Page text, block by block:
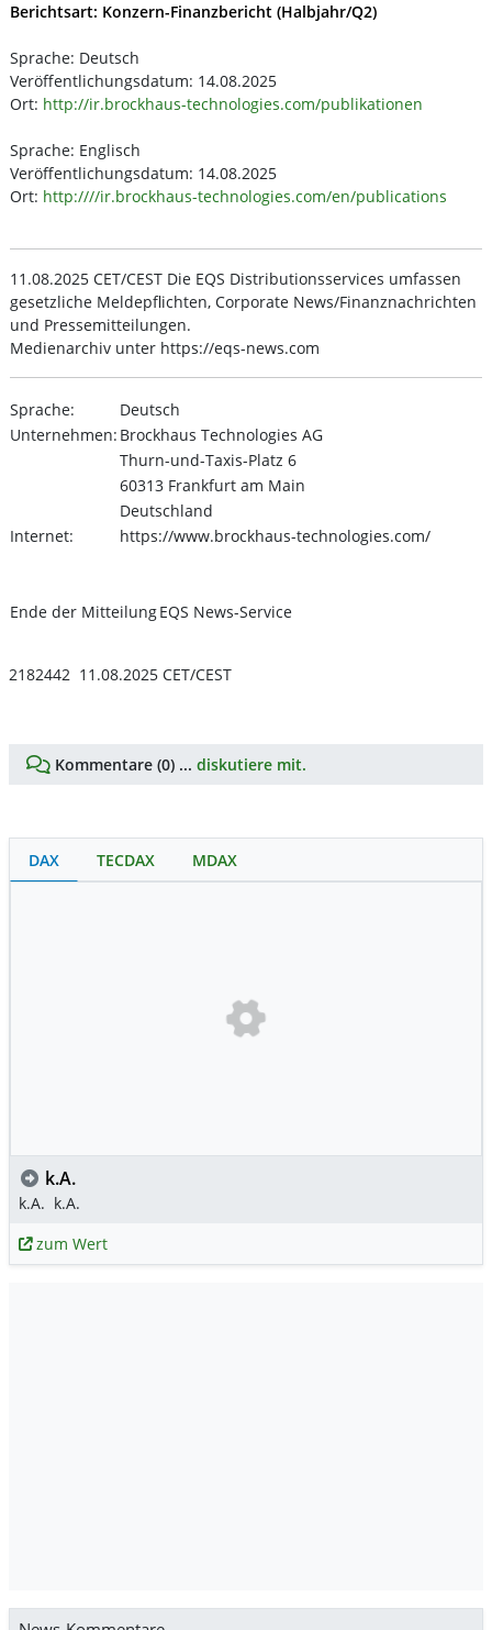
Berichtsart: Konzern-Finanzbericht (Halbjahr/Q2)
Sprache: Deutsch
Veröffentlichungsdatum: 14.08.2025
Ort: http://ir.brockhaus-technologies.com/publikationen
Sprache: Englisch
Veröffentlichungsdatum: 14.08.2025
Ort: http:////ir.brockhaus-technologies.com/en/publications
11.08.2025 CET/CEST Die EQS Distributionsservices umfassen
gesetzliche Meldepflichten, Corporate News/Finanznachrichten
und Pressemitteilungen.
Medienarchiv unter https://eqs-news.com
Sprache:
Deutsch
Unternehmen: Brockhaus Technologies AG
Thurn-und-Taxis-Platz 6
60313 Frankfurt am Main
Deutschland
Internet:
https://www.brockhaus-technologies.com/
Ende der MitteilungEQS News-Service
2182442 11.08.2025 CET/CEST
Kommentare (0) ... diskutiere mit.
DAX TECDAX MDAX
k.A.
k.A. k.A.
zum Wert